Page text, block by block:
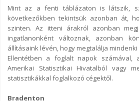
Mint az a fenti táblázaton is látszik,
következőkben tekintsük azonban át,
szinten. Az itteni árakról azonban
ingatlanonként változnak, azonban
állításaink lévén, hogy megtalálja
Ellentétben a foglalt napok
Amerikai Statisztikai Hivatalból vagy
statisztikákkal foglalkozó cégektől.
Bradenton